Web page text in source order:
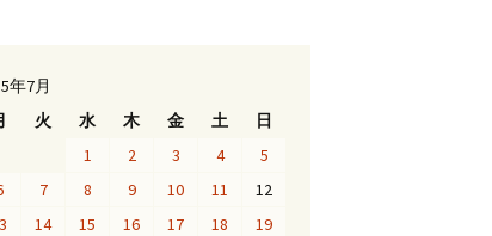
年7月
火 水 木 金 土
日
1
2 3 4
5
7 8 9 10 11
12
14 15 16 17 18
19